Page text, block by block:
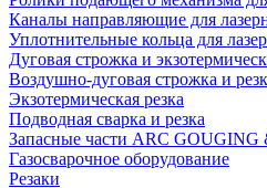
Каналы направляющие для
Уплотнительные кольца для
Дуговая строжка и
Воздушно-дуговая строжка и
Экзотермическая резка
Подводная сварка и резка
Запасные части ARC
Газосварочное оборудование
Резаки